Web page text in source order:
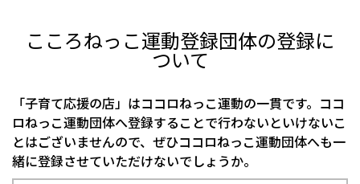
こころねっこ運動登録団体の登録に
ついて
「子育て応援の店」はココロねっこ運動の一貫です。ココ
ロねっこ運動団体へ登録することで行わないといけないこ
とはございませんので、ぜひココロねっこ運動団体へも一
緒に登録させていただけないでしょうか。